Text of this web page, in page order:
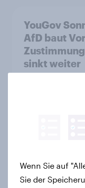
YouGov
AfD baut
sinkt weiter
Was denkt
Artikel
Wenn Sie auf
Sie der